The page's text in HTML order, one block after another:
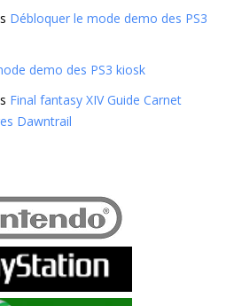
Débloquer le mode demo des PS3
demo des PS3 kiosk
Final fantasy XIV Guide Carnet
Dawntrail